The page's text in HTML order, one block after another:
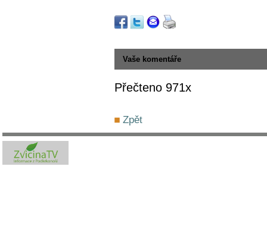
Vaše komentáře
Přečteno 971x
Zpět